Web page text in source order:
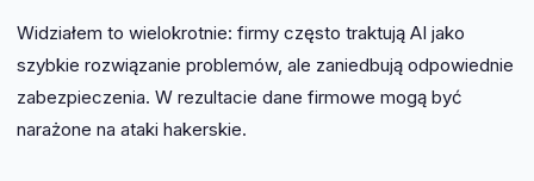
Widziałem to wielokrotnie: firmy często traktują AI jako
szybkie rozwiązanie problemów, ale zaniedbują odpowiednie
zabezpieczenia. W rezultacie dane firmowe mogą być
narażone na ataki hakerskie.